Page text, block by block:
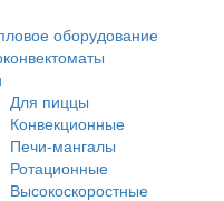
оборудование
Для пиццы
Конвекционные
Печи-мангалы
Ротационные
Высокоскоростные